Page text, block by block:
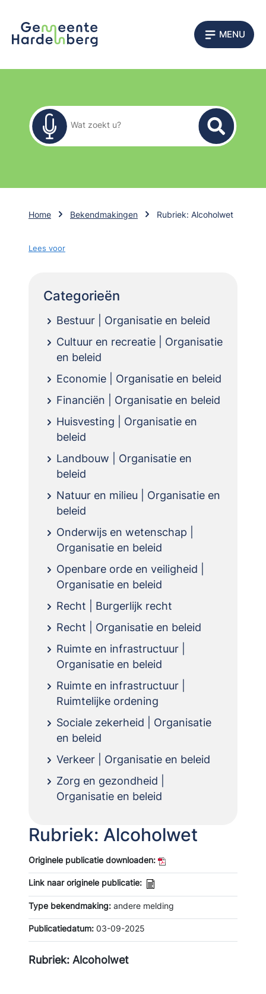
MENU
Zoekformulier
Wat zoekt u?
Home Bekendmakingen Rubriek: Alcoholwet
Lees voor
Categorieën
Bestuur | Organisatie en beleid
Cultuur en recreatie | Organisatie
en beleid
Economie | Organisatie en beleid
Financiën | Organisatie en beleid
Huisvesting | Organisatie en
beleid
Landbouw | Organisatie en
beleid
Natuur en milieu | Organisatie en
beleid
Onderwijs en wetenschap |
Organisatie en beleid
Openbare orde en veiligheid |
Organisatie en beleid
Recht | Burgerlijk recht
Recht | Organisatie en beleid
Ruimte en infrastructuur |
Organisatie en beleid
Ruimte en infrastructuur |
Ruimtelijke ordening
Sociale zekerheid | Organisatie
en beleid
Verkeer | Organisatie en beleid
Zorg en gezondheid |
Organisatie en beleid
Rubriek: Alcoholwet
Originele publicatie downloaden:
Link naar originele publicatie:
Type bekendmaking: andere melding
Publicatiedatum: 03-09-2025
Rubriek: Alcoholwet